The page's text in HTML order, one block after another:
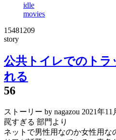
idle
movies
15481209
story
公共トイレでのトラ
れる
56
ストーリー by nagazou 2021年11
罠すぎる 部門より
ネットで男性用なのか女性用な